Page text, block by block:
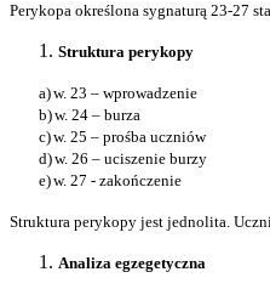
Perykopa określona sygnaturą 23-27
Struktura perykopy
a)w. 23 – wprowadzenie
b)w. 24 – burza
c)w. 25 – prośba uczniów
d)w. 26 – uciszenie burzy
e)w. 27 - zakończenie
Struktura perykopy jest jednolita.
Analiza egzegetyczna